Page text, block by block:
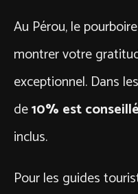
Au Pérou, le
montrer votre
exceptionnel. Dans
de10% est conseillé
inclus.
Pour les guides